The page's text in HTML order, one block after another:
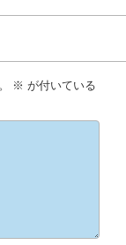
※ が付いている